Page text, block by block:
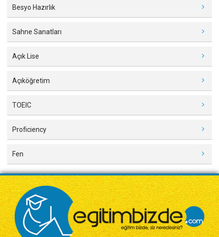
Besyo Hazırlık
Sahne Sanatları
Açık Lise
Açıköğretim
TOEIC
Proficiency
Fen